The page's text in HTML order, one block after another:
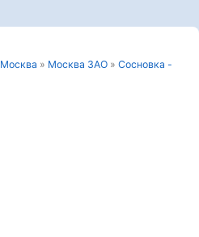
Москва » Москва ЗАО » Сосновка -